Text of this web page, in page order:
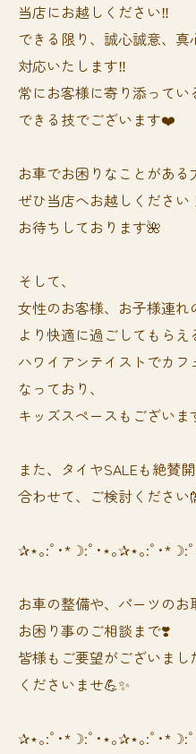
当店にお越しください‼️
できる限り、誠心誠意、真
対応いたします‼️
常にお客様に寄り添ってい
できる技でございます❤️
お車でお困りなことがある
ぜひ当店へお越しください
お待ちしております🌺
そして、
女性のお客様、お子様連れ
より快適に過ごしてもらえ
ハワイアンテイストでカフ
なっており、
キッズスペースもござい
また、タイヤSALEも絶賛
合わせて、ご検討ください
✰⋆｡:ﾟ･*☽:ﾟ･⋆｡✰⋆｡:ﾟ･*☽:
お車の整備や、パーツの
お困り事のご相談まで❣️
皆様もご要望がございま
くださいませ💪✨
✰⋆｡:ﾟ･*☽:ﾟ･⋆｡✰⋆｡:ﾟ･*☽: